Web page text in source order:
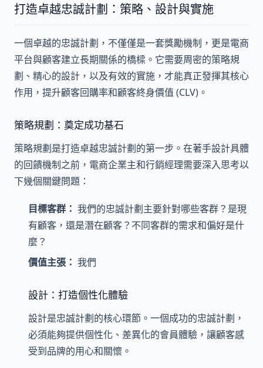
打造卓越忠誠計劃：策略、設計與實施
一個卓越的忠誠計劃，不僅僅是一套獎勵機制，更是電商
平台與顧客建立長期關係的橋樑。它需要周密的策略規
劃、精心的設計，以及有效的實施，才能真正發揮其核心
作用，提升顧客回購率和顧客終身價值 (CLV)。
策略規劃：奠定成功基石
策略規劃是打造卓越忠誠計劃的第一步。在著手設計具體
的回饋機制之前，電商企業主和行銷經理需要深入思考以
下幾個關鍵問題：
目標客群： 我們的忠誠計劃主要針對哪些客群？是現
有顧客，還是潛在顧客？不同客群的需求和偏好是什
麼？
價值主張： 我們
設計：打造個性化體驗
設計是忠誠計劃的核心環節。一個成功的忠誠計劃，
必須能夠提供個性化、差異化的會員體驗，讓顧客感
受到品牌的用心和關懷。